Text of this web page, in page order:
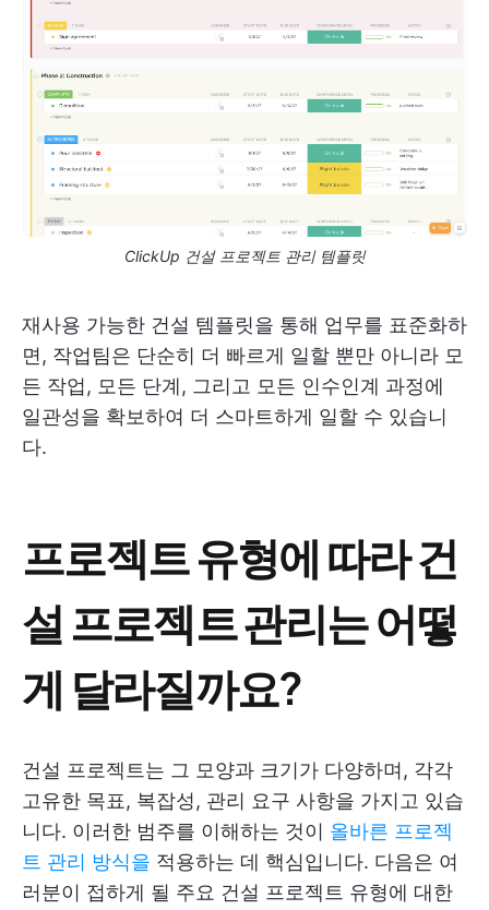
ClickUp 건설 프로젝트 관리 템플릿
재사용 가능한 건설 템플릿을 통해 업무를 표준화하
면, 작업팀은 단순히 더 빠르게 일할 뿐만 아니라 모
든 작업, 모든 단계, 그리고 모든 인수인계 과정에
일관성을 확보하여 더 스마트하게 일할 수 있습니
다.
프로젝트 유형에 따라 건
설 프로젝트 관리는 어떻
게 달라질까요?
건설 프로젝트는 그 모양과 크기가 다양하며, 각각
고유한 목표, 복잡성, 관리 요구 사항을 가지고 있습
니다. 이러한 범주를 이해하는 것이 올바른 프로젝
트 관리 방식을 적용하는 데 핵심입니다. 다음은 여
러분이 접하게 될 주요 건설 프로젝트 유형에 대한